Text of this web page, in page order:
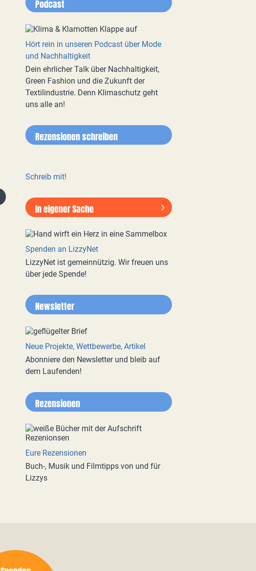
Podcast
Hört rein in unseren Podcast über Mode
und Nachhaltigkeit
Dein ehrlicher Talk über Nachhaltigkeit,
Green Fashion und die Zukunft der
Textilindustrie. Denn Klimaschutz geht
uns alle an!
Rezensionen schreiben
Schreib mit!
In eigener Sache
Spenden an LizzyNet
LizzyNet ist gemeinnützig. Wir freuen uns
über jede Spende!
Newsletter
Neue Projekte, Wettbewerbe, Artikel
Abonniere den Newsletter und bleib auf
dem Laufenden!
Rezensionen
Eure Rezensionen
Buch-, Musik und Filmtipps von und für
Lizzys